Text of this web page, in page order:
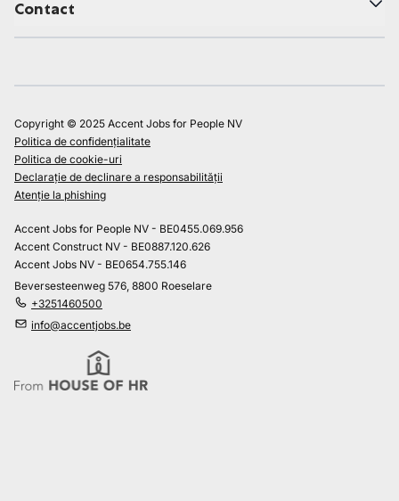
Contact
Copyright © 2025 Accent Jobs for People NV
Politica de confidențialitate
Politica de cookie-uri
Declarație de declinare a responsabilității
Atenție la phishing
Accent Jobs for People NV - BE0455.069.956
Accent Construct NV - BE0887.120.626
Accent Jobs NV - BE0654.755.146
Beversesteenweg 576, 8800 Roeselare
+3251460500
info@accentjobs.be